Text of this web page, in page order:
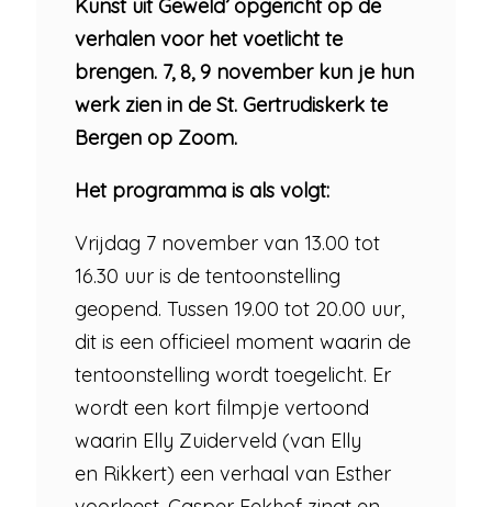
Kunst uit Geweld’ opgericht op de
verhalen voor het voetlicht te
brengen. 7, 8, 9 november kun je hun
werk zien in de St. Gertrudiskerk te
Bergen op Zoom.
Het programma is als volgt:
Vrijdag 7 november van 13.00 tot
16.30 uur is de tentoonstelling
geopend. Tussen 19.00 tot 20.00 uur,
dit is een officieel moment waarin de
tentoonstelling wordt toegelicht. Er
wordt een kort filmpje vertoond
waarin Elly Zuiderveld (van Elly
en Rikkert) een verhaal van Esther